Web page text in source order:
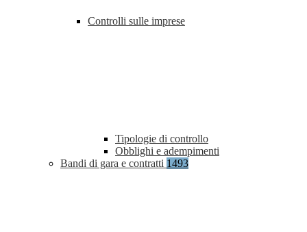
Controlli sulle imprese
Tipologie di controllo
Obblighi e adempimenti
Bandi di gara e contratti 1493